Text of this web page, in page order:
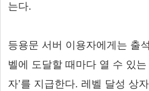
는다.
등용문 서버 이용자에게는 출
벨에 도달할 때마다 열 수 있
자’를 지급한다. 레벨 달성 상